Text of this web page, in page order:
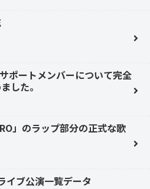
ポートメンバーについて完全
した。
」のラップ部分の正式な歌
イブ公演一覧データ